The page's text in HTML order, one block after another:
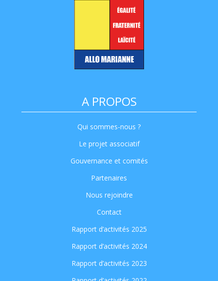
A PROPOS
Qui sommes-nous ?
Le projet associatif
Gouvernance et comités
Partenaires
Nous rejoindre
Contact
Rapport d’activités 2025
Rapport d’activités 2024
Rapport d’activités 2023